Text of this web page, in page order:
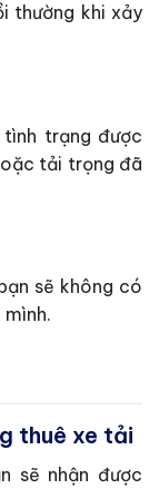
thường khi xảy
trạng được
tải trọng đã
sẽ không có
thuê xe tải
sẽ nhận được